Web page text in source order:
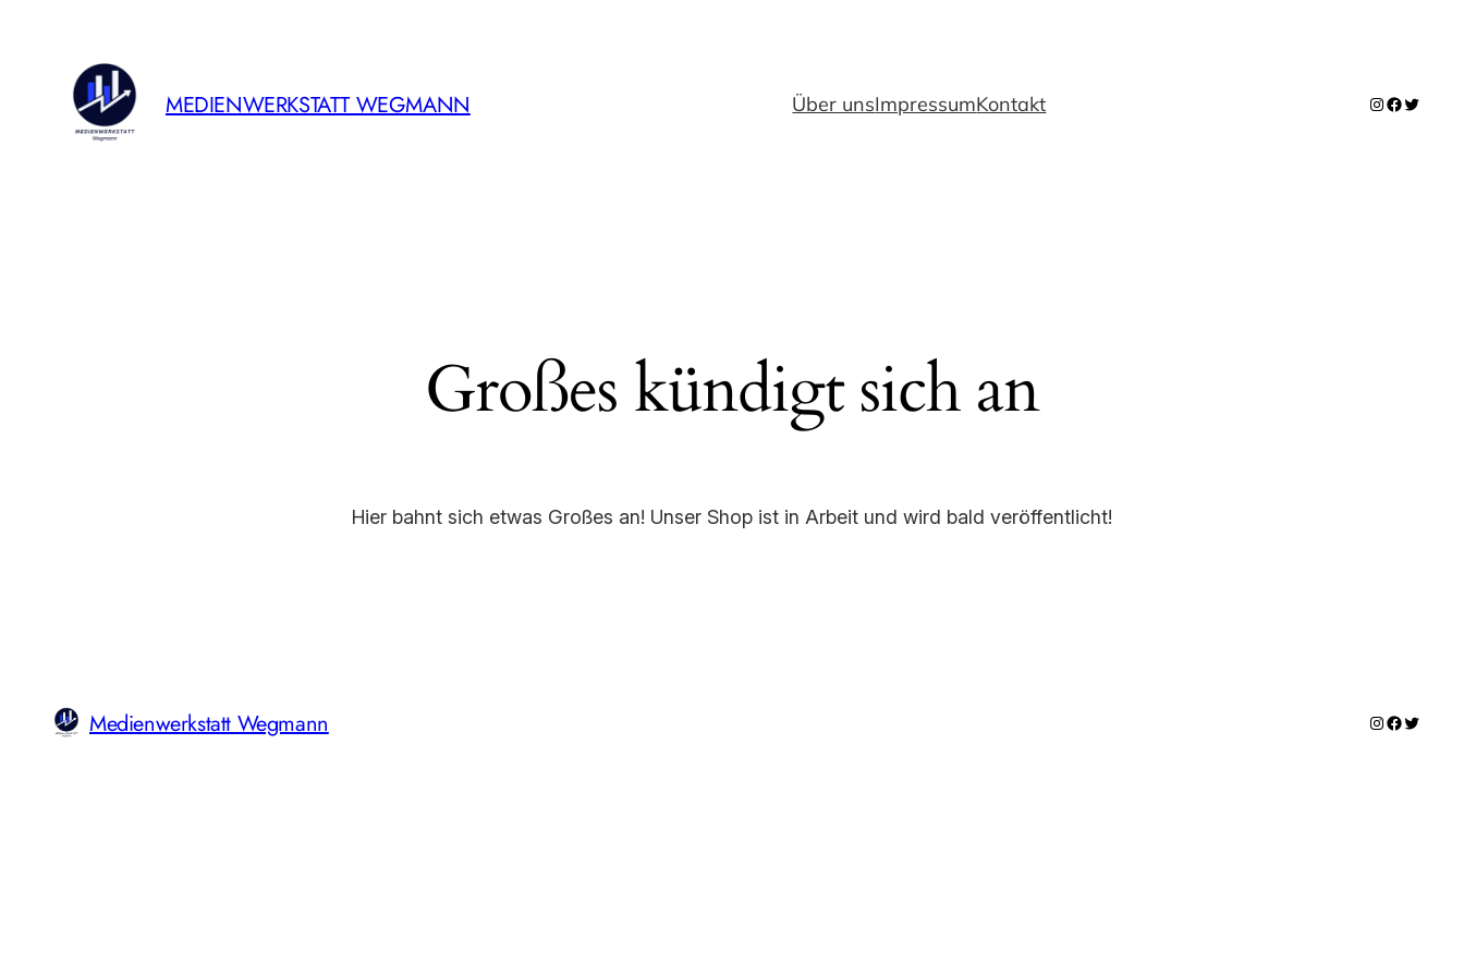
MEDIENWERKSTATT WEGMANN Über unsImpressumKontakt Instagram
Facebook
Twitter
Großes kündigt sich an
Hier bahnt sich etwas Großes an! Unser Shop ist in Arbeit und wird bald veröffentlicht!
Medienwerkstatt Wegmann Instagram
Facebook
Twitter